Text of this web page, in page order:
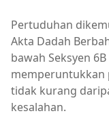
Pertuduhan
Akta Dadah
bawah Seksyen
memperuntukkan
tidak kurang
kesalahan.